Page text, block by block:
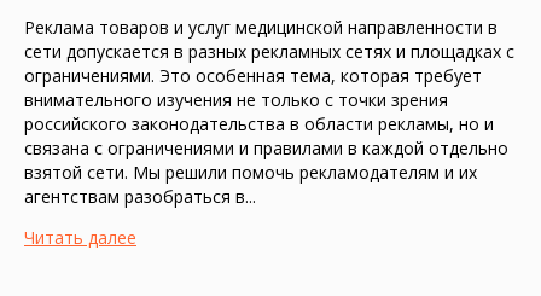
Реклама товаров и услуг медицинской направленности в
сети допускается в разных рекламных сетях и площадках с
ограничениями. Это особенная тема, которая требует
внимательного изучения не только с точки зрения
российского законодательства в области рекламы, но и
связана с ограничениями и правилами в каждой отдельно
взятой сети. Мы решили помочь рекламодателям и их
агентствам разобраться в...
Читать далее